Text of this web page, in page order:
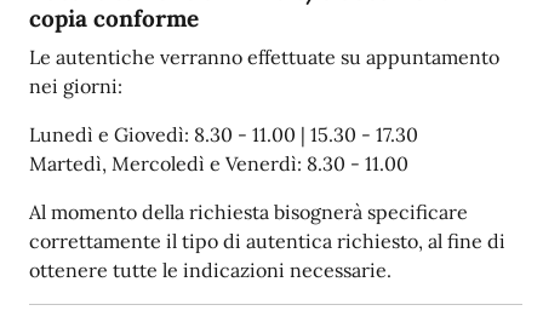
copia conforme
Le autentiche verranno effettuate su appuntamento
nei giorni:
Lunedì e Giovedì: 8.30 - 11.00 | 15.30 - 17.30
Martedì, Mercoledì e Venerdì: 8.30 - 11.00
Al momento della richiesta bisognerà specificare
correttamente il tipo di autentica richiesto, al fine di
ottenere tutte le indicazioni necessarie.